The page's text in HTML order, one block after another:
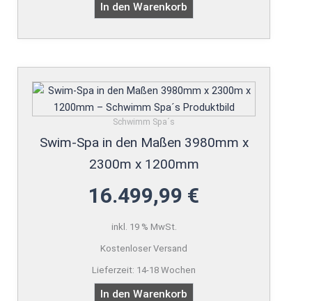
In den Warenkorb
Schwimm Spa´s
Swim-Spa in den Maßen 3980mm x
2300m x 1200mm
16.499,99 €
inkl. 19 % MwSt.
Kostenloser Versand
Lieferzeit: 14-18 Wochen
In den Warenkorb